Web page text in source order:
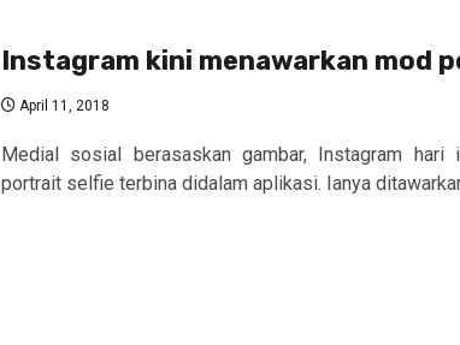
Instagram kini menawarkan mod
April 11, 2018
Medial sosial berasaskan gambar, Instagram hari
portrait selfie terbina didalam aplikasi. Ianya